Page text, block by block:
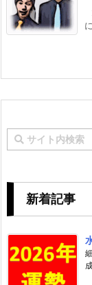
新着記事